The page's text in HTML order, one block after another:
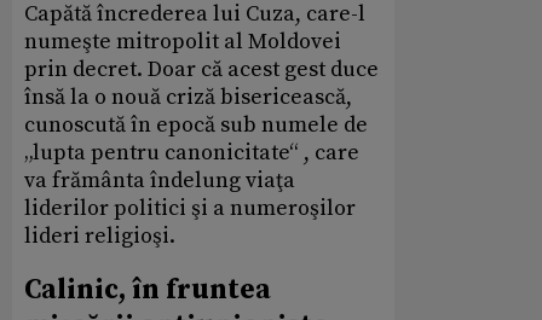
Capătă încrederea lui Cuza, care-l
numeşte mitropolit al Moldovei
prin decret. Doar că acest gest duce
însă la o nouă criză bisericească,
cunoscută în epocă sub numele de
„lupta pentru canonicitate“ , care
va frământa îndelung viaţa
liderilor politici şi a numeroşilor
lideri religioşi.
Calinic, în fruntea